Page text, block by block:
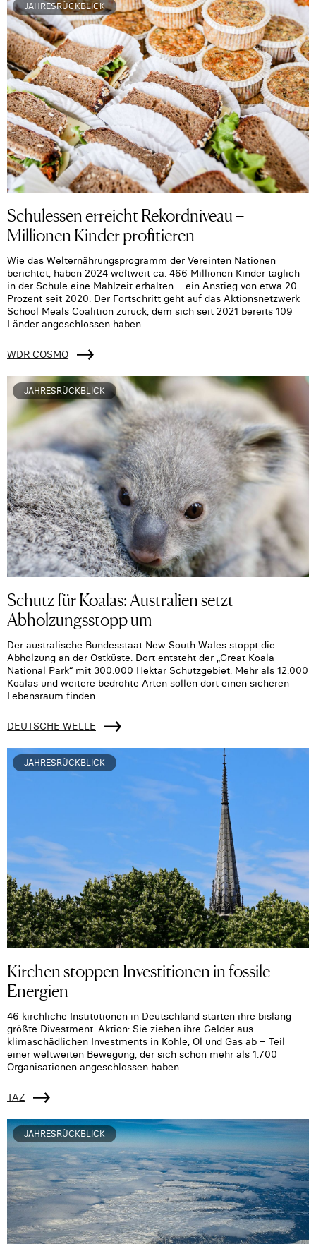
JAHRESRÜCKBLICK
Schulessen erreicht Rekordniveau –
Millionen Kinder profitieren
Wie das Welternährungsprogramm der Vereinten Nationen
berichtet, haben 2024 weltweit ca. 466 Millionen Kinder täglich
in der Schule eine Mahlzeit erhalten – ein Anstieg von etwa 20
Prozent seit 2020. Der Fortschritt geht auf das Aktionsnetzwerk
School Meals Coalition zurück, dem sich seit 2021 bereits 109
Länder angeschlossen haben.
WDR COSMO
JAHRESRÜCKBLICK
Schutz für Koalas: Australien setzt
Abholzungsstopp um
Der australische Bundesstaat New South Wales stoppt die
Abholzung an der Ostküste. Dort entsteht der „Great Koala
National Park“ mit 300.000 Hektar Schutzgebiet. Mehr als 12.000
Koalas und weitere bedrohte Arten sollen dort einen sicheren
Lebensraum finden.
DEUTSCHE WELLE
JAHRESRÜCKBLICK
Kirchen stoppen Investitionen in fossile
Energien
46 kirchliche Institutionen in Deutschland starten ihre bislang
größte Divestment-Aktion: Sie ziehen ihre Gelder aus
klimaschädlichen Investments in Kohle, Öl und Gas ab – Teil
einer weltweiten Bewegung, der sich schon mehr als 1.700
Organisationen angeschlossen haben.
TAZ
JAHRESRÜCKBLICK